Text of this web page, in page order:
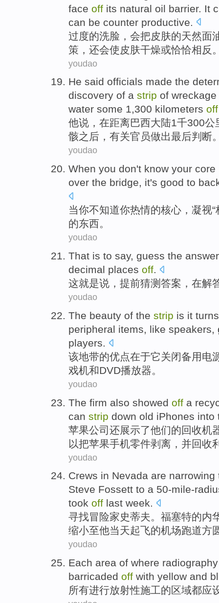
face off its natural oil barrier. It
can be counter productive.
过度的洗脸 ， 会把皮肤的天然面
策 ， 还会使皮肤干燥或恰恰相反
youdao
He said officials made the
discovery of a strip of wreckage
water some 1,300 kilometers off
他说 ， 在距离巴西大陆1千300公
骸之后 ， 有关官员做出最后判断
youdao
When you don't know your core
over the bridge, it's good to
当你不知道你热情的核心 ， 凝视“
的东西。
youdao
That is to say, guess the answer
decimal places off.
这就是说 ， 提前猜测 答案 ，在解
youdao
The beauty of the strip is it
peripheral items, like speakers,
players.
该地带的优点在于它关闭备用电
戏机和DVD播放器。
youdao
The firm also showed off a
can strip down old iPhones into
苹果公司还展示了他们的回收机
以把苹果手机零件剥离 ，并回收
youdao
Crews in Nevada are narrowing
Steve Fossett to a 50-mile-
took off last week.
寻找冒险家史蒂夫。 福塞特的内
缩小至他当天起飞的机场跑道方
youdao
Each area of where radiography
barricaded off with yellow and
所有进行放射性施工的区域都应